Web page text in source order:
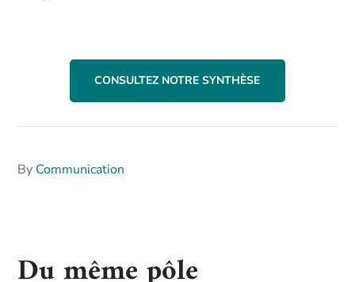
CONSULTEZ NOTRE SYNTHÈSE
By Communication